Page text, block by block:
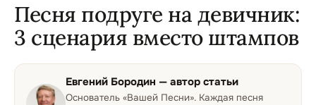
Песня подруге на девичник:
3 сценария вместо штампов
Евгений Бородин — автор статьи
Основатель «Вашей Песни». Каждая песня